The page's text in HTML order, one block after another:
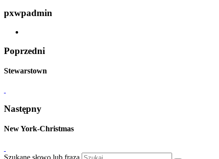
pxwpadmin
Poprzedni
Stewarstown
Następny
New York-Christmas
Szukane słowo lub fraza